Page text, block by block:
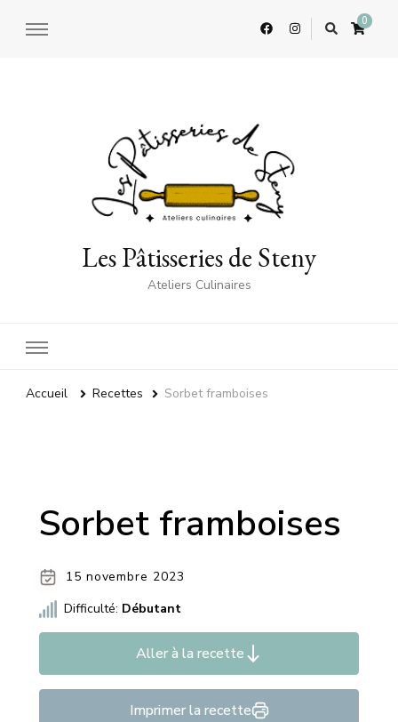
0
Les Pâtisseries de Steny
Ateliers Culinaires
Accueil Recettes Sorbet framboises
Sorbet framboises
15 novembre 2023
Difficulté: Débutant
Aller à la recette
Imprimer la recette